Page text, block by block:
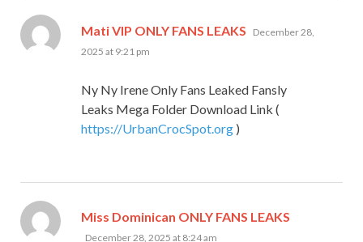
Mati VIP ONLY FANS LEAKS says:
December 28,
2025 at 9:21 pm
Ny Ny Irene Only Fans Leaked Fansly
Leaks Mega Folder Download Link (
https://UrbanCrocSpot.org )
Miss Dominican ONLY FANS LEAKS
December 28, 2025 at 8:24 am